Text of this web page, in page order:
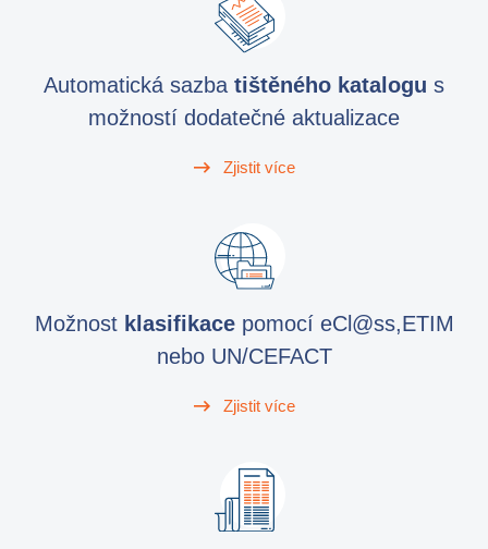
Automatická sazba tištěného katalogu s
možností dodatečné aktualizace
Zjistit více
Možnost klasifikace pomocí eCl@ss,ETIM
nebo UN/CEFACT
Zjistit více